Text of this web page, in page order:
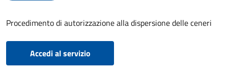
Procedimento di autorizzazione alla dispersione delle ceneri
Accedi al servizio